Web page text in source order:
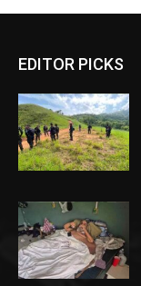
EDITOR PICKS